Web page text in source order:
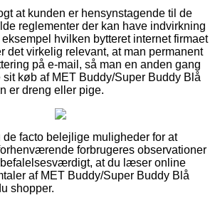
at kunden er hensynstagende til de
reglementer der kan have indvirkning
hvilken bytteret internet firmaet
det virkelig relevant, at man permanent
på e-mail, så man en anden gang
køb af MET Buddy/Super Buddy Blå
er dreng eller pige.
facto belejlige muligheder for at
forbrugeres observationer
at du læser online
af MET Buddy/Super Buddy Blå
shopper.